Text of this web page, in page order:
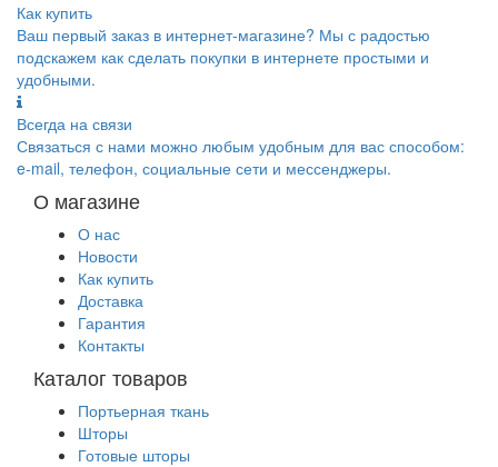
Как купить
Ваш первый заказ в интернет-магазине? Мы с радостью
подскажем как сделать покупки в интернете простыми и
удобными.
Всегда на связи
Связаться с нами можно любым удобным для вас способом:
e-mail, телефон, социальные сети и мессенджеры.
О магазине
О нас
Новости
Как купить
Доставка
Гарантия
Контакты
Каталог товаров
Портьерная ткань
Шторы
Готовые шторы